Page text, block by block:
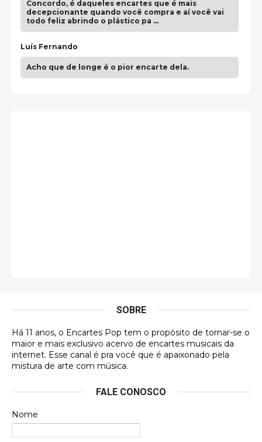
Concordo, é daqueles encartes que é mais
decepcionante quando você compra e aí você vai
todo feliz abrindo o plástico pa …
Luís Fernando
Acho que de longe é o pior encarte dela.
DVD MIDINHO
Francierton
futuras aquisições, e olhando o encarte aqui, me
Francierton
SOBRE
Há 11 anos, o Encartes Pop tem o propósito de tornar-se o
maior e mais exclusivo acervo de encartes musicais da
internet. Esse canal é pra você que é apaixonado pela
mistura de arte com música.
FALE CONOSCO
Nome